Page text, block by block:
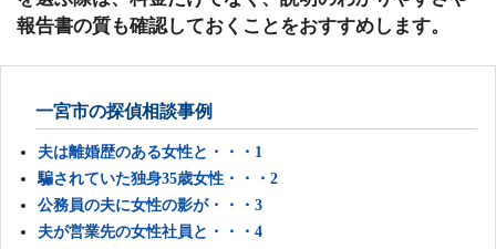
報告書の質も確認しておくことをおすすめします。
一宮市の探偵相談事例
夫は離婚歴のある女性と・・・1
騙されていた独身35歳女性・・・2
公務員の夫に女性の影が・・・3
夫が営業先の女性社員と・・・4